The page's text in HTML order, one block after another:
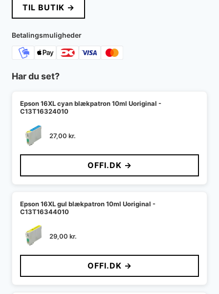
TIL BUTIK →
Betalingsmuligheder
Har du set?
Epson 16XL cyan blækpatron 10ml Uoriginal -
C13T16324010
27,00 kr.
OFFI.DK →
Epson 16XL gul blækpatron 10ml Uoriginal -
C13T16344010
29,00 kr.
OFFI.DK →